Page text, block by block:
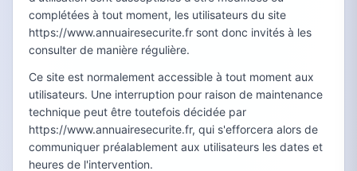
complétées à tout moment, les utilisateurs du site
https://www.annuairesecurite.fr sont donc invités à les
consulter de manière régulière.
Ce site est normalement accessible à tout moment aux
utilisateurs. Une interruption pour raison de maintenance
technique peut être toutefois décidée par
https://www.annuairesecurite.fr, qui s'efforcera alors de
communiquer préalablement aux utilisateurs les dates et
heures de l'intervention.